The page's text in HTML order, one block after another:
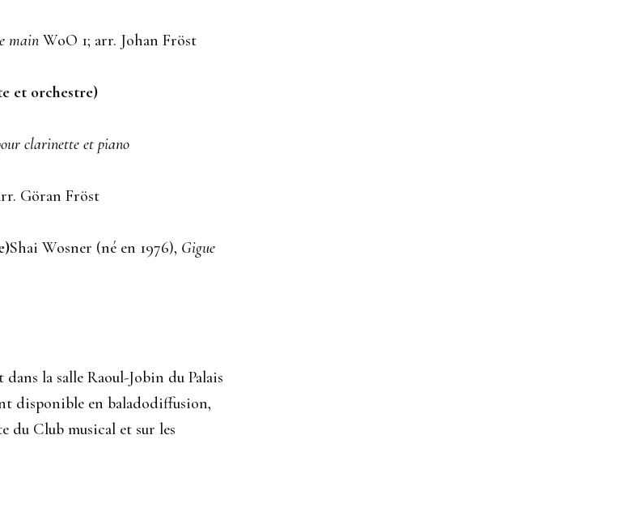
main WoO 1; arr. Johan Fröst
et orchestre)
clarinette et piano
Göran Fröst
Shai Wosner (né en 1976), Gigue
la salle Raoul-Jobin du Palais
disponible en baladodiffusion,
du Club musical et sur les